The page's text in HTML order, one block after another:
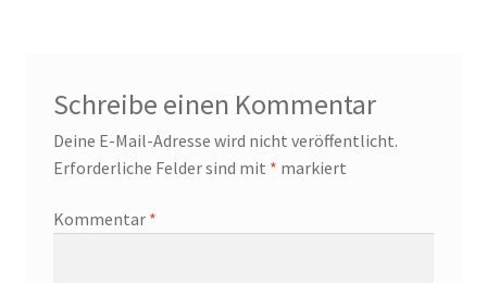
Schreibe einen Kommentar
Deine E-Mail-Adresse wird nicht veröffentlicht.
Erforderliche Felder sind mit * markiert
Kommentar *